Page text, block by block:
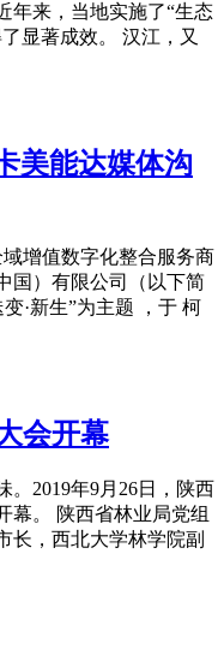
年来，当地实施了“生态
显著成效。 汉江，又
美能达媒体沟
域增值数字化整合服务商
）有限公司（以下简
·新生”为主题 ，于 柯
会开幕
。2019年9月26日，陕西
幕。 陕西省林业局党组
长，西北大学林学院副